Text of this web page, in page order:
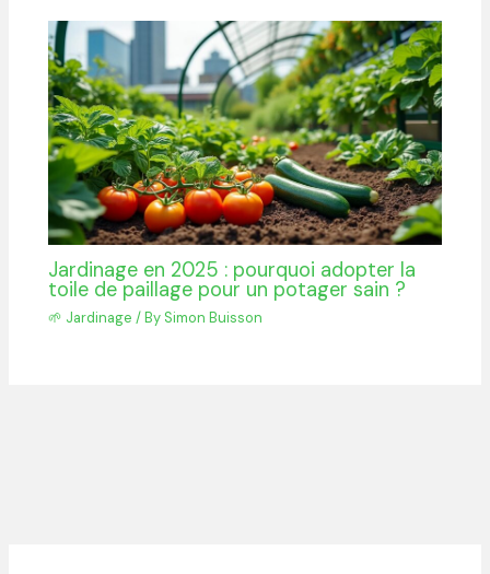
Jardinage en 2025 : pourquoi adopter la
toile de paillage pour un potager sain ?
🌱 Jardinage / By Simon Buisson